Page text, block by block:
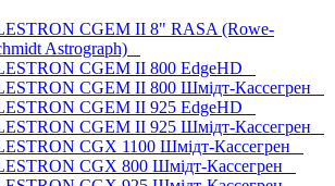
CGEM II 8" RASA (Rowe-
Astrograph)
CGEM II 800 EdgeHD
CGEM II 800 Шмідт-Кассегрен
CGEM II 925 EdgeHD
CGEM II 925 Шмідт-Кассегрен
CGX 1100 Шмідт-Кассегрен
CGX 800 Шмідт-Кассегрен